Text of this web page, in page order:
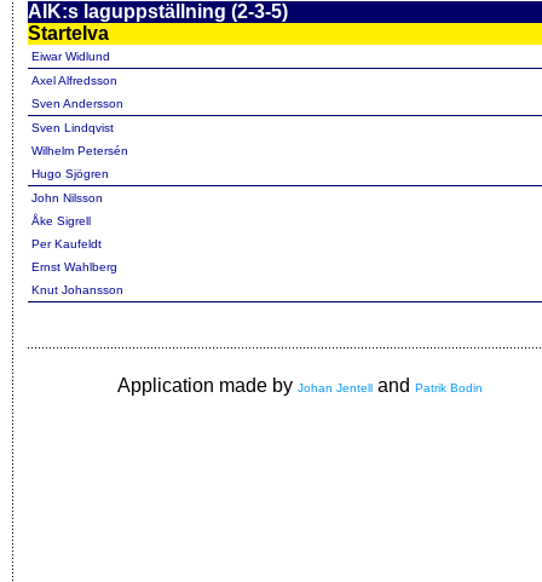
AIK:s laguppställning (2-3-5)
Startelva
Eiwar Widlund
Axel Alfredsson
Sven Andersson
Sven Lindqvist
Wilhelm Petersén
Hugo Sjögren
John Nilsson
Åke Sigrell
Per Kaufeldt
Ernst Wahlberg
Knut Johansson
Application made by Johan Jentell and Patrik Bodin